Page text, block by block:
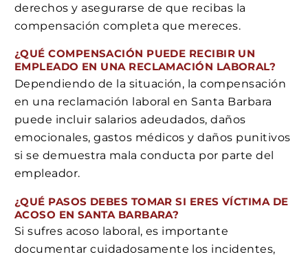
derechos y asegurarse de que recibas la
compensación completa que mereces.
¿QUÉ COMPENSACIÓN PUEDE RECIBIR UN
EMPLEADO EN UNA RECLAMACIÓN LABORAL?
Dependiendo de la situación, la compensación
en una reclamación laboral en Santa Barbara
puede incluir salarios adeudados, daños
emocionales, gastos médicos y daños punitivos
si se demuestra mala conducta por parte del
empleador.
¿QUÉ PASOS DEBES TOMAR SI ERES VÍCTIMA DE
ACOSO EN SANTA BARBARA?
Si sufres acoso laboral, es importante
documentar cuidadosamente los incidentes,